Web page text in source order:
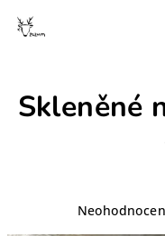
Skleněné
Průměrné